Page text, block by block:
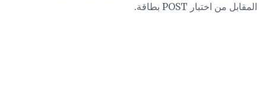
المقابل من اختبار POST بطاقة.